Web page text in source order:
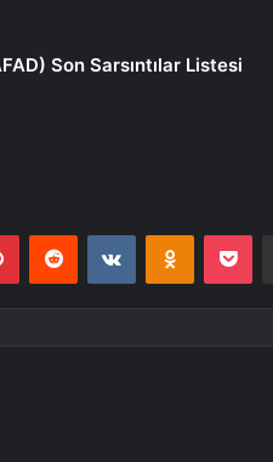
Son Sarsıntılar Listesi
PinterestReddit VKontakte